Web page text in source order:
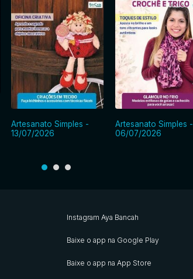
Artesanato Simples -
13/07/2026
Artesanato Simples -
06/07/2026
Instagram Aya Bancah
Baixe o app na Google Play
Baixe o app na App Store